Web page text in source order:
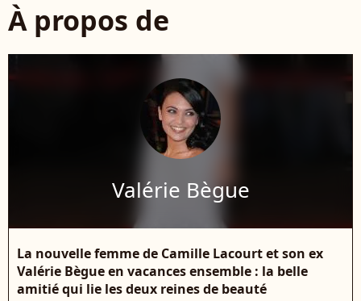
À propos de
Valérie Bègue
La nouvelle femme de Camille Lacourt et son ex
Valérie Bègue en vacances ensemble : la belle
amitié qui lie les deux reines de beauté